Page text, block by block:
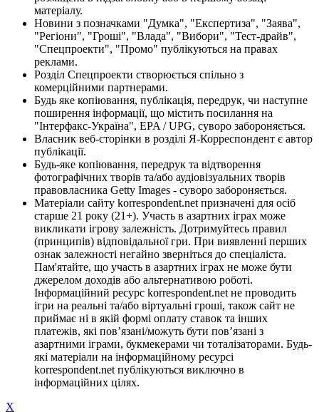
матеріалу.
Новини з позначками "Думка", "Експертиза", "Заява",
"Регіони", "Гроші", "Влада", "Вибори", "Тест-драйв",
"Спецпроекти", "Промо" публікуються на правах
реклами.
Розділ Спецпроекти створюється спільно з
комерційними партнерами.
Будь яке копіювання, публікація, передрук, чи наступне
поширення інформації, що містить посилання на
"Інтерфакс-Україна", EPA / UPG, суворо забороняється.
Власник веб-сторінки в розділі Я-Корреспондент є автор
публікації.
Будь-яке копіювання, передрук та відтворення
фотографічних творів та/або аудіовізуальних творів
правовласника Getty Images - суворо забороняється.
Матеріали сайту korrespondent.net призначені для осіб
старше 21 року (21+). Участь в азартних іграх може
викликати ігрову залежність. Дотримуйтесь правил
(принципів) відповідальної гри. При виявленні перших
ознак залежності негайно зверніться до спеціаліста.
Пам'ятайте, що участь в азартних іграх не може бути
джерелом доходів або альтернативою роботі.
Інформаційний ресурс korrespondent.net не проводить
ігри на реальні та/або віртуальні гроші, також сайт не
приймає ні в якій формі оплату ставок та інших
платежів, які пов’язані/можуть бути пов’язані з
азартними іграми, букмекерами чи тоталізаторами. Будь-
які матеріали на інформаційному ресурсі
korrespondent.net публікуються виключно в
інформаційних цілях.
X